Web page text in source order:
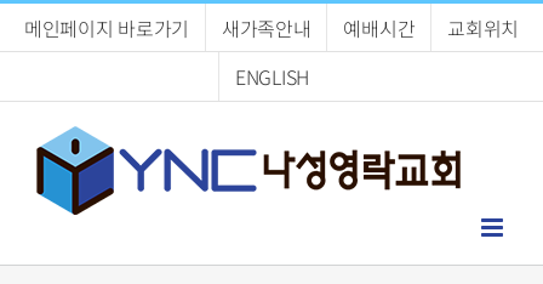
메인페이지 바로가기 새가족안내 예배시간
교회위치
ENGLISH